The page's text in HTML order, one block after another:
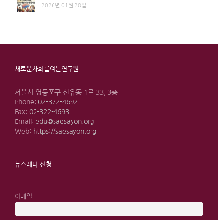
2026년 01월 28일
새로운사회를여는연구원
서울시 영등포구 선유동 1로 33, 3층
Phone: 02-322-4692
Fax: 02-322-4693
Email: edu@saesayon.org
Web: https://saesayon.org
뉴스레터 신청
이메일